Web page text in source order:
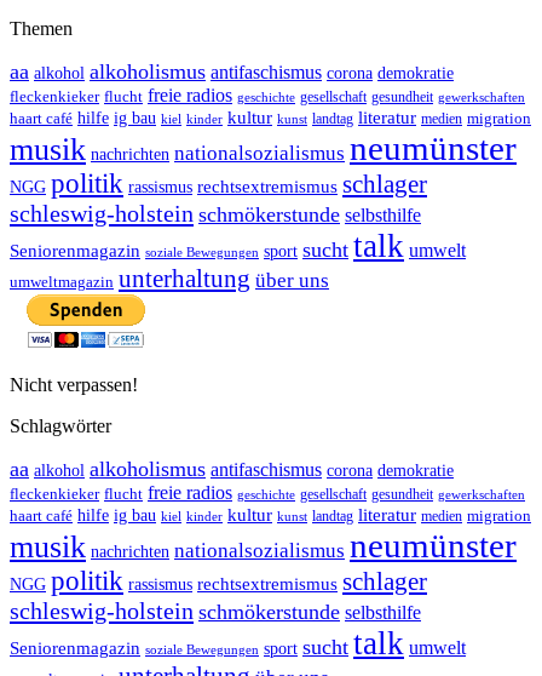
Themen
aa alkohol alkoholismus antifaschismus corona demokratie
fleckenkieker flucht freie radios geschichte gesellschaft gesundheit gewerkschaften
haart café hilfe ig bau kiel kinder kultur kunst landtag literatur medien migration
musik nachrichten nationalsozialismus neumünster
NGG politik rassismus rechtsextremismus schlager
schleswig-holstein schmökerstunde selbsthilfe
Seniorenmagazin soziale Bewegungen sport sucht talk umwelt
umweltmagazin unterhaltung über uns
Nicht verpassen!
Schlagwörter
aa alkohol alkoholismus antifaschismus corona demokratie
fleckenkieker flucht freie radios geschichte gesellschaft gesundheit gewerkschaften
haart café hilfe ig bau kiel kinder kultur kunst landtag literatur medien migration
musik nachrichten nationalsozialismus neumünster
NGG politik rassismus rechtsextremismus schlager
schleswig-holstein schmökerstunde selbsthilfe
Seniorenmagazin soziale Bewegungen sport sucht talk umwelt